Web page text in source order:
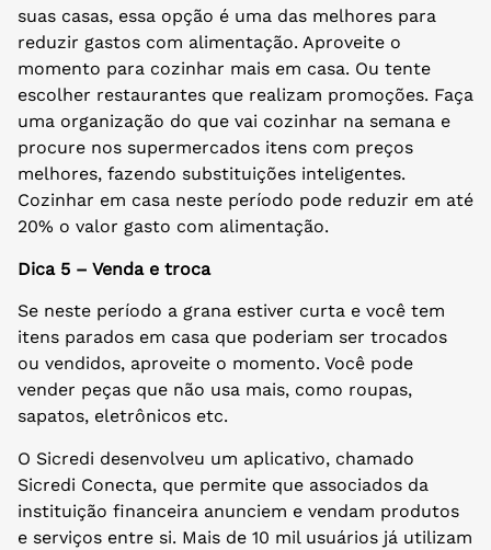
suas casas, essa opção é uma das melhores para
reduzir gastos com alimentação. Aproveite o
momento para cozinhar mais em casa. Ou tente
escolher restaurantes que realizam promoções. Faça
uma organização do que vai cozinhar na semana e
procure nos supermercados itens com preços
melhores, fazendo substituições inteligentes.
Cozinhar em casa neste período pode reduzir em até
20% o valor gasto com alimentação.
Dica 5 – Venda e troca
Se neste período a grana estiver curta e você tem
itens parados em casa que poderiam ser trocados
ou vendidos, aproveite o momento. Você pode
vender peças que não usa mais, como roupas,
sapatos, eletrônicos etc.
O Sicredi desenvolveu um aplicativo, chamado
Sicredi Conecta, que permite que associados da
instituição financeira anunciem e vendam produtos
e serviços entre si. Mais de 10 mil usuários já utilizam